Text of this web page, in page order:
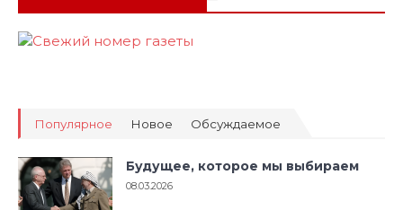
Популярное Новое Обсуждаемое
Будущее, которое мы выбираем
08.03.2026